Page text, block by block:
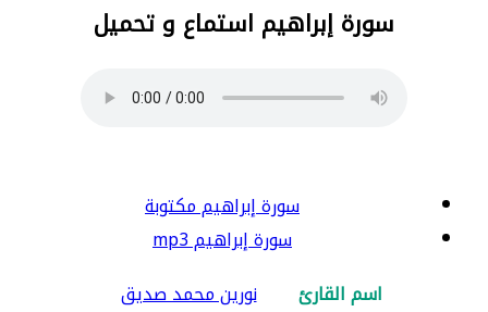
سورة إبراهيم استماع و تحميل
سورة إبراهيم مكتوبة
سورة إبراهيم mp3
اسم القارئ
نورين محمد صديق